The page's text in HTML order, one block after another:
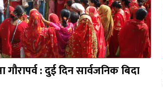
गौरापर्व : दुई दिन सार्वजनिक बिदा